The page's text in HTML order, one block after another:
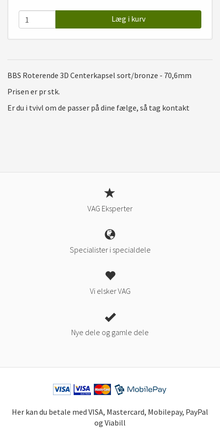
Læg i kurv
BBS Roterende 3D Centerkapsel sort/bronze - 70,6mm
Prisen er pr stk.
Er du i tvivl om de passer på dine fælge, så tag kontakt
VAG Eksperter
Specialister i specialdele
Vi elsker VAG
Nye dele og gamle dele
Her kan du betale med VISA, Mastercard, Mobilepay, PayPal
og Viabill